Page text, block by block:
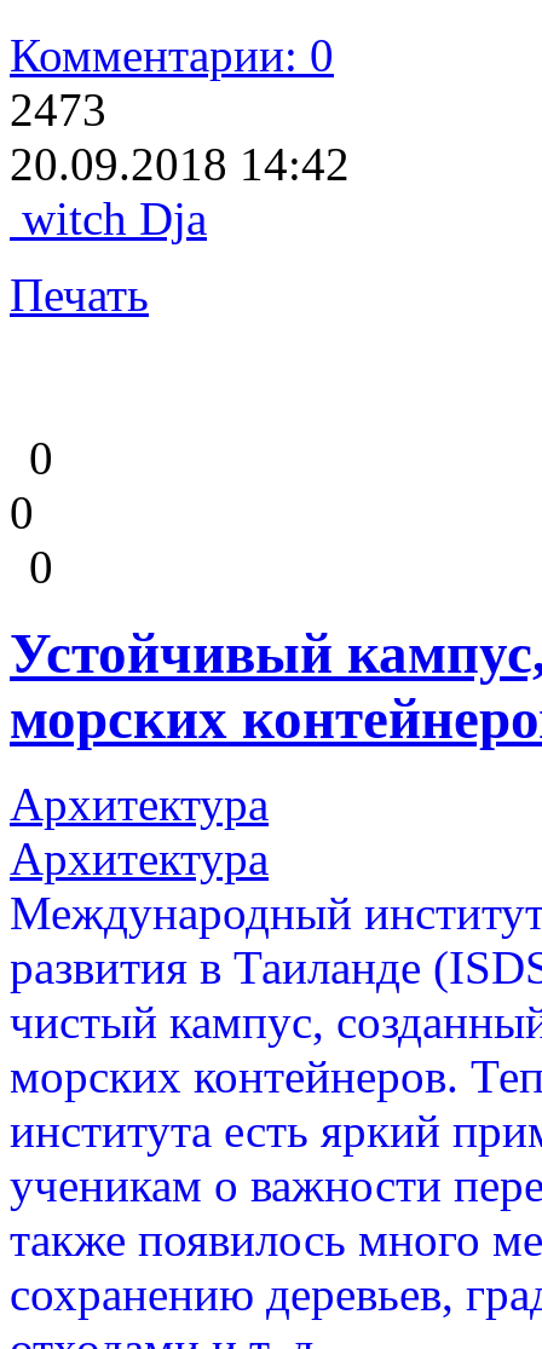
Комментарии: 0
2473
20.09.2018 14:42
witch Dja
Печать
0
0
0
Устойчивый
морских
Архитектура
Архитектура
Международный
развития в Таиланде
чистый кампус,
морских контейнеров.
института есть яркий
ученикам о важности
также появилось много
сохранению деревьев,